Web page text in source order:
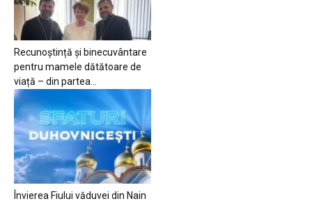
Recunoștință și binecuvântare
pentru mamele dătătoare de
viață – din partea...
Învierea Fiului văduvei din Nain